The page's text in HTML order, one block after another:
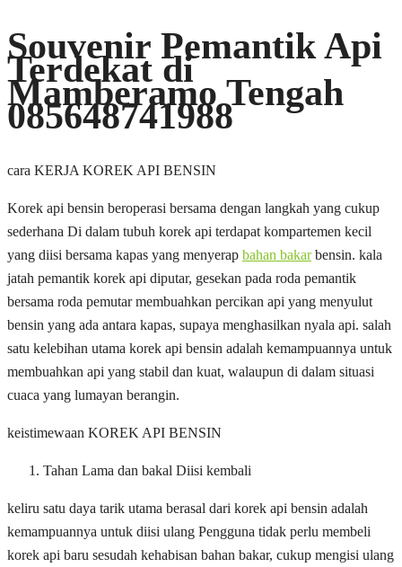
Souvenir Pemantik Api
Terdekat di
Mamberamo Tengah
085648741988
cara KERJA KOREK API BENSIN
Korek api bensin beroperasi bersama dengan langkah yang cukup
sederhana Di dalam tubuh korek api terdapat kompartemen kecil
yang diisi bersama kapas yang menyerap bahan bakarbensin. kala
jatah pemantik korek api diputar, gesekan pada roda pemantik
bersama roda pemutar membuahkan percikan api yang menyulut
bensin yang ada antara kapas, supaya menghasilkan nyala api. salah
satu kelebihan utama korek api bensin adalah kemampuannya untuk
membuahkan api yang stabil dan kuat, walaupun di dalam situasi
cuaca yang lumayan berangin.
keistimewaan KOREK API BENSIN
Tahan Lama dan bakal Diisi kembali
keliru satu daya tarik utama berasal dari korek api bensin adalah
kemampuannya untuk diisi ulang Pengguna tidak perlu membeli
korek api baru sesudah kehabisan bahan bakar, cukup mengisi ulang